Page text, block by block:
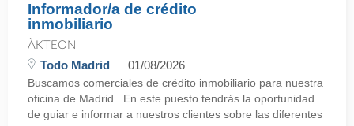
Informador/a de crédito
inmobiliario
ÀKTEON
Todo Madrid 01/08/2026
Buscamos comerciales de crédito inmobiliario para nuestra
oficina de Madrid . En este puesto tendrás la oportunidad
de guiar e informar a nuestros clientes sobre las diferentes